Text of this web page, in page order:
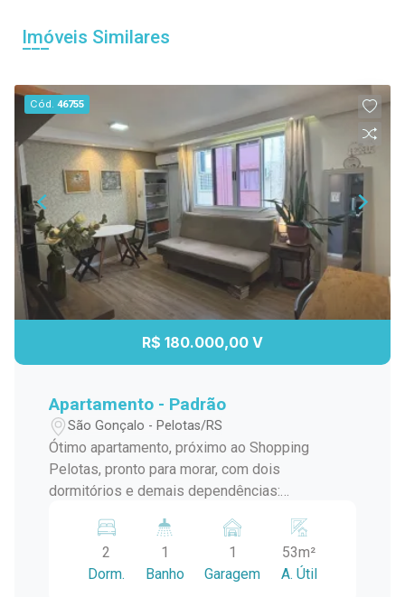
Imóveis Similares
Cód.46755
R$ 180.000,00 V
Apartamento - Padrão
São Gonçalo - Pelotas/RS
Ótimo apartamento, próximo ao Shopping
Pelotas, pronto para morar, com dois
dormitórios e demais dependências:
Churrasqueiras fechadas. Área de lazer. Vaga de
estacionamento inclusa. Detalhes do
Apartamento: Sala e Quarto: Painéis decorativos.
2
Dorm.
1
Banho
1
Garagem
53m²
A. Útil